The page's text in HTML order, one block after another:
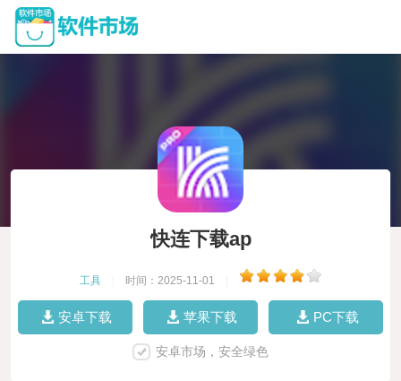
快连下载ap
工具 时间：2025-11-01
安卓下载 苹果下载 PC下载
安卓市场，安全绿色